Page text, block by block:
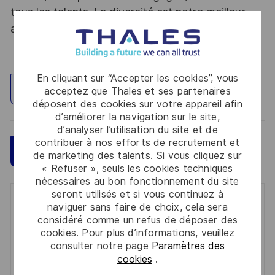
En cliquant sur “Accepter les cookies”, vous
acceptez que Thales et ses partenaires
déposent des cookies sur votre appareil afin
d’améliorer la navigation sur le site,
d’analyser l’utilisation du site et de
contribuer à nos efforts de recrutement et
de marketing des talents. Si vous cliquez sur
« Refuser », seuls les cookies techniques
nécessaires au bon fonctionnement du site
seront utilisés et si vous continuez à
naviguer sans faire de choix, cela sera
considéré comme un refus de déposer des
cookies. Pour plus d’informations, veuillez
consulter notre page Paramètres des
cookies .
tous les talents. La diversité est notre meilleur
atout. Postulez et rejoignez nous !
Explorez un site
Postulez maintenant Sauvegarder
Get notified for similar jobs
You'll receive updates once a week